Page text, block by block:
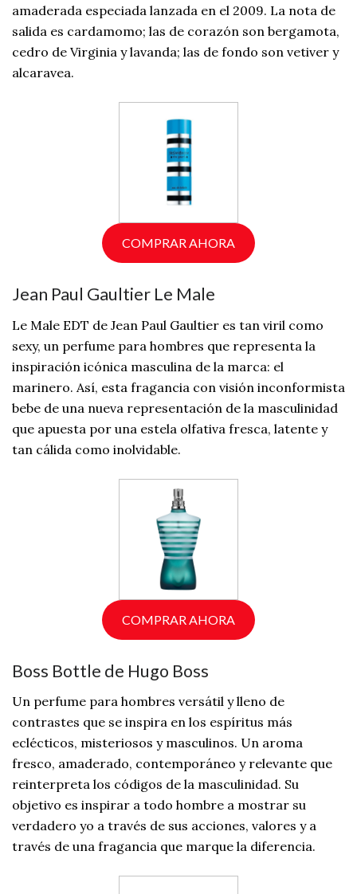
amaderada especiada lanzada en el 2009. La nota de
salida es cardamomo; las de corazón son bergamota,
cedro de Virginia y lavanda; las de fondo son vetiver y
alcaravea.
COMPRAR AHORA
Jean Paul Gaultier Le Male
Le Male EDT de Jean Paul Gaultier es tan viril como
sexy, un perfume para hombres que representa la
inspiración icónica masculina de la marca: el
marinero. Así, esta fragancia con visión inconformista
bebe de una nueva representación de la masculinidad
que apuesta por una estela olfativa fresca, latente y
tan cálida como inolvidable.
COMPRAR AHORA
Boss Bottle de Hugo Boss
Un perfume para hombres versátil y lleno de
contrastes que se inspira en los espíritus más
eclécticos, misteriosos y masculinos. Un aroma
fresco, amaderado, contemporáneo y relevante que
reinterpreta los códigos de la masculinidad. Su
objetivo es inspirar a todo hombre a mostrar su
verdadero yo a través de sus acciones, valores y a
través de una fragancia que marque la diferencia.